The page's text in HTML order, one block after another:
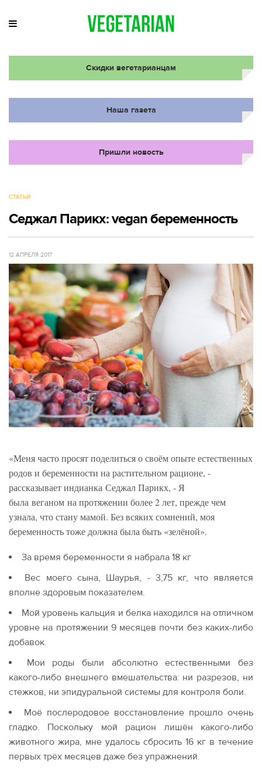
Скидки вегетарианцам
Наша газета
Пришли новость
СТАТЬИ
Седжал Парикх: vegan беременность
12 АПРЕЛЯ 2017
«Меня часто просят поделиться о своём опыте естественных
родов и беременности на растительном рационе, -
рассказывает индианка Седжал Парикх, - Я
была веганом на протяжении более 2 лет, прежде чем
узнала, что стану мамой. Без всяких сомнений, моя
беременность тоже должна была быть «зелёной».
За время беременности я набрала 18 кг
Вес моего сына, Шаурья, - 3,75 кг, что является
вполне здоровым показателем.
Мой уровень кальция и белка находился на отличном
уровне на протяжении 9 месяцев почти без каких-либо
добавок.
Мои роды были абсолютно естественными без
какого-либо внешнего вмешательства: ни разрезов, ни
стежков, ни эпидуральной системы для контроля боли.
Моё послеродовое восстановление прошло очень
гладко. Поскольку мой рацион лишён какого-либо
животного жира, мне удалось сбросить 16 кг в течение
первых трёх месяцев даже без упражнений.